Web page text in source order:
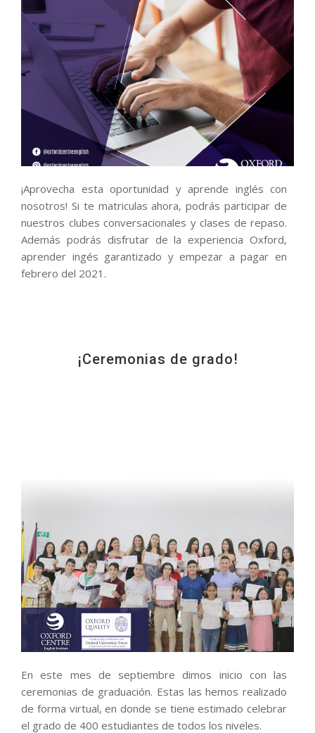
¡Aprovecha esta oportunidad y aprende inglés con
nosotros! Si te matriculas ahora, podrás participar de
nuestros clubes conversacionales y clases de repaso.
Además podrás disfrutar de la experiencia Oxford,
aprender ingés garantizado y empezar a pagar en
febrero del 2021.
¡Ceremonias de grado!
En este mes de septiembre dimos inicio con las
ceremonias de graduación. Estas las hemos realizado
de forma virtual, en donde se tiene estimado celebrar
el grado de 400 estudiantes de todos los niveles.